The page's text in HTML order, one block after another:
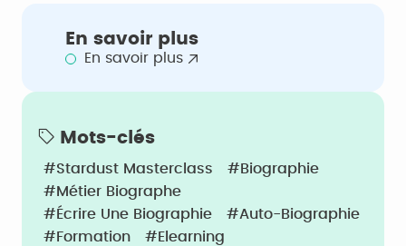
En savoir plus
En savoir plus
Mots-clés
#Stardust Masterclass
#Biographie
#Métier Biographe
#écrire Une Biographie
#Auto-Biographie
#Formation
#Elearning